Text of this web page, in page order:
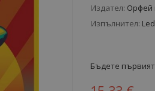
Издател: Орфей
Изпълнител:
Бъдете